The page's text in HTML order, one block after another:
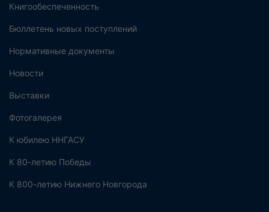
Книгообеспеченность
Бюллетень новых поступлений
Нормативные документы
Новости
Выставки
Фотогалерея
К юбилею ННГАСУ
К 80-летию Победы
К 800-летию Нижнего Новгорода